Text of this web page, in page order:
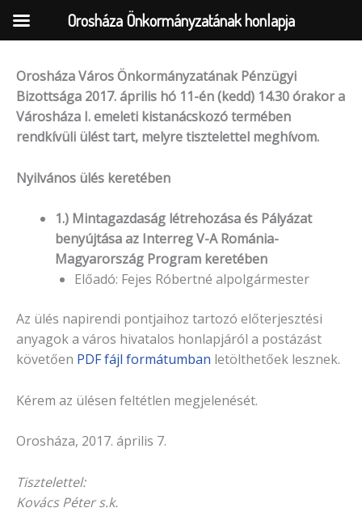
Skip
content
Orosháza Város Önkormányzatának Pénzügyi
Bizottsága 2017. április hó 11-én (kedd) 14.30 órakor a
Városháza I. emeleti kistanácskozó termében
rendkívüli ülést tart, melyre tisztelettel meghívom.
Nyilvános ülés keretében
1.) Mintagazdaság létrehozása és Pályázat
benyújtása az Interreg V-A Románia-
Magyarország Program keretében
Előadó: Fejes Róbertné alpolgármester
Az ülés napirendi pontjaihoz tartozó előterjesztési
anyagok a város hivatalos honlapjáról a postázást
követően PDF fájl formátumban letölthetőek lesznek.
Kérem az ülésen feltétlen megjelenését.
Orosháza, 2017. április 7.
Tisztelettel:
Kovács Péter s.k.
Orosháza Önkormányzatának honlapja